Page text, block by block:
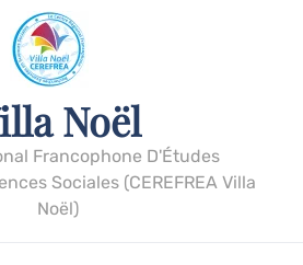
Noël
Francophone D'Études
Sociales (CEREFREA Villa
Noël)